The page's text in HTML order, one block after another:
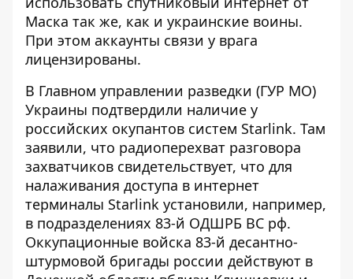
Маска так же, как и украинские воины.
При этом аккаунты связи у врага
лицензированы.
В Главном управлении разведки (ГУР МО)
Украины подтвердили наличие у
российских окупантов систем Starlink. Там
заявили, что радиоперехват разговора
захватчиков свидетельствует, что для
налаживания доступа в интернет
терминалы Starlink установили, например,
в подразделениях 83-й ОДШРБ ВС рф.
Оккупационные войска 83-й десантно-
штурмовой бригады россии действуют в